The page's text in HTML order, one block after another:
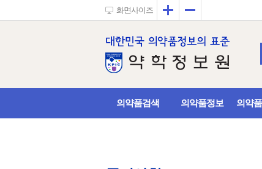
화면사이즈 확대
의약품검색 의약품정보 의약